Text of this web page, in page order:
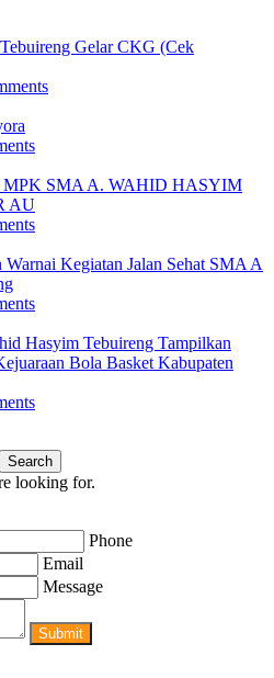
Gelar CKG (Cek
SMA A. WAHID HASYIM
AU
Warnai Kegiatan Jalan Sehat SMA A
Hasyim Tebuireng Tampilkan
Bola Basket Kabupaten
Search
looking for.
Phone
Email
Message